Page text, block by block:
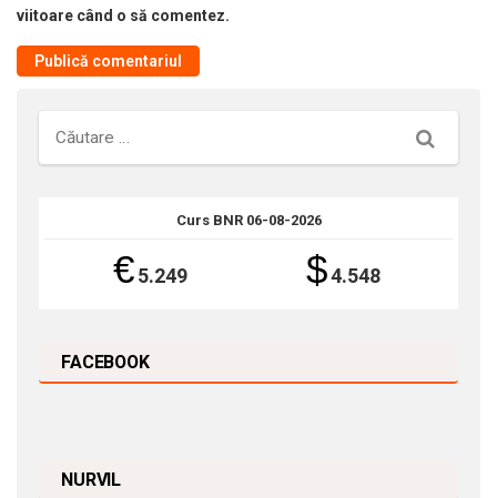
viitoare când o să comentez.
Căutare
Curs BNR 06-08-2026
€5.249 $4.548
FACEBOOK
NURVIL